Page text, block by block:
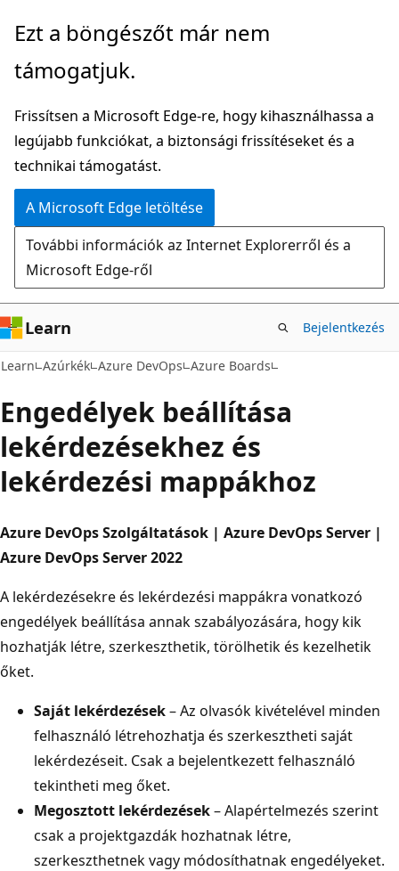
Ugrás
fő
Ezt a böngészőt már nem
támogatjuk.
Frissítsen a Microsoft Edge-re, hogy kihasználhassa a
legújabb funkciókat, a biztonsági frissítéseket és a
technikai támogatást.
A Microsoft Edge letöltése
További információk az Internet Explorerről és a
Microsoft Edge-ről
Learn Bejelentkezés
Learn Azúrkék Azure DevOps Azure Boards
Engedélyek beállítása
lekérdezésekhez és
lekérdezési mappákhoz
Azure DevOps Szolgáltatások | Azure DevOps Server |
Azure DevOps Server 2022
A lekérdezésekre és lekérdezési mappákra vonatkozó
engedélyek beállítása annak szabályozására, hogy kik
hozhatják létre, szerkeszthetik, törölhetik és kezelhetik
őket.
Saját lekérdezések– Az olvasók kivételével minden
felhasználó létrehozhatja és szerkesztheti saját
lekérdezéseit. Csak a bejelentkezett felhasználó
tekintheti meg őket.
Megosztott lekérdezések– Alapértelmezés szerint
csak a projektgazdák hozhatnak létre,
szerkeszthetnek vagy módosíthatnak engedélyeket.